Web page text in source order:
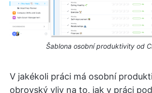
Šablona osobní produktivity od
V jakékoli práci má osobní
obrovský vliv na to, jak v práci